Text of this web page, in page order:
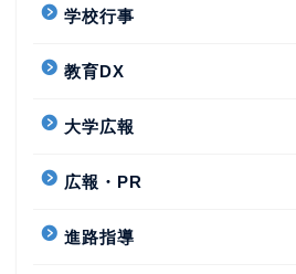
学校行事
教育DX
大学広報
広報・PR
進路指導